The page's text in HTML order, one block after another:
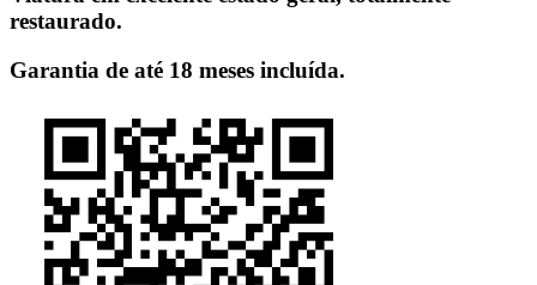
restaurado.
Garantia de até 18 meses incluída.